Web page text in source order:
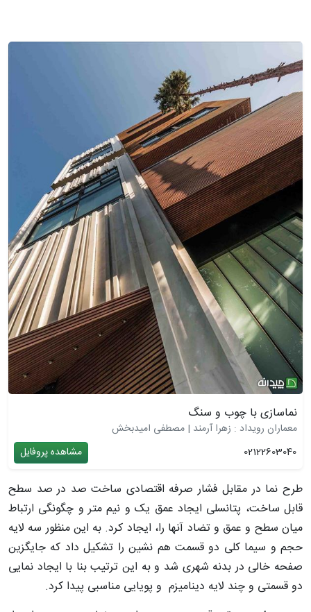
نماسازی با چوب و سنگ
معماران رویداد : زهرا آرمند | مصطفی امیدبخش
02122603040
مشاهده پروفایل
طرح نما در مقابل فشار صرفه اقتصادی ساخت صد در صد سطح
قابل ساخت، پتانسلی ایجاد عمق یک و نیم متر و چگونگی ارتباط
میان سطح و عمق و تضاد آنها را، ایجاد کرد. به این منظور سه لایه
حجم و سیما کلی دو قسمت هم نشین را تشکیل داد که جایگزین
صفحه خالی در بدنه شهری شد و به این ترتیب بنا با ایجاد نمایی
دو قسمتی و چند لایه دینامیزم و پویایی مناسبی پیدا کرد.